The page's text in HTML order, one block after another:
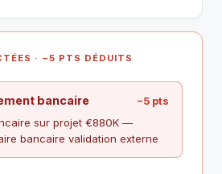
· −5 PTS DÉDUITS
bancaire −5 pts
sur projet €880K —
bancaire validation externe